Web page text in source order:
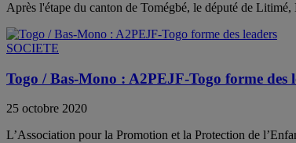
Après l'étape du canton de Tomégbé, le député de
SOCIETE
Togo / Bas-Mono : A2PEJF-Togo forme des
25 octobre 2020
L’Association pour la Promotion et la Protection de